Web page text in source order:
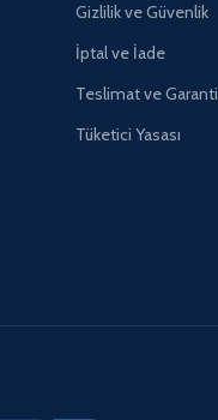
Gizlilik ve Güvenlik
İptal ve İade
Teslimat ve Garanti
Tüketici Yasası